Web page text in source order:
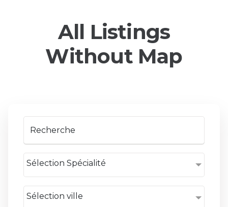
All Listings
Without Map
Sélection Spécialité
Sélection ville